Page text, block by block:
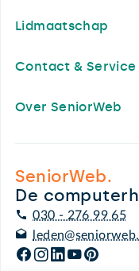
Lidmaatschap
Contact & Service
Over SeniorWeb
SeniorWeb.
De
030 - 276 99 65